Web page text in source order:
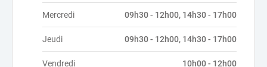
Mercredi 09h30 - 12h00, 14h30 - 17h00
Jeudi 09h30 - 12h00, 14h30 - 17h00
Vendredi 10h00 - 12h00